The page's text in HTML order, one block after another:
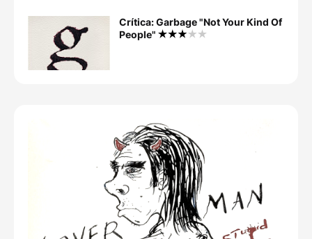
Crítica: Garbage "Not Your Kind Of
People"